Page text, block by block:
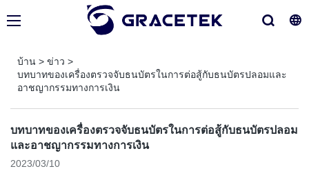
บ้าน > ข่าว >
บทบาทของเครื่องตรวจจับธนบัตรในการต่อสู้กับธนบัตรปลอมและ
อาชญากรรมทางการเงิน
บทบาทของเครื่องตรวจจับธนบัตรในการต่อสู้กับธนบัตรปลอม
และอาชญากรรมทางการเงิน
2023/03/10